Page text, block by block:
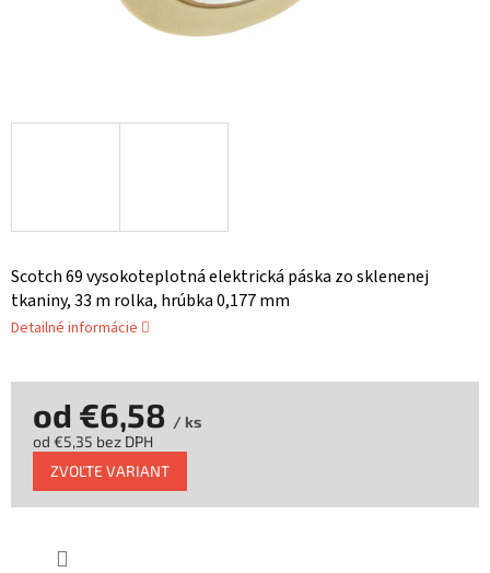
Scotch 69 vysokoteplotná elektrická páska zo sklenenej
tkaniny, 33 m rolka, hrúbka 0,177 mm
Detailné informácie
od €6,58 / ks
od €5,35 bez DPH
Jednotková
cena:
ZVOĽTE VARIANT